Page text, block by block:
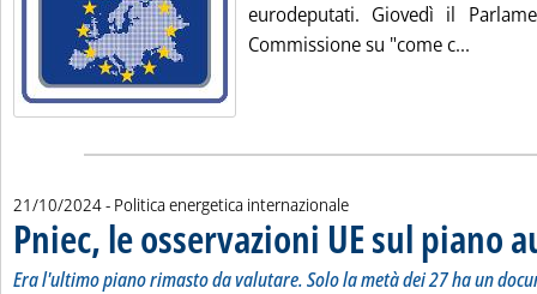
eurodeputati. Giovedì il
Commissione su "come c...
21/10/2024- Politica energetica internazionale
Pniec, le osservazioni UE sul piano
Era l'ultimo piano rimasto da valutare. Solo la metà dei 27 ha un